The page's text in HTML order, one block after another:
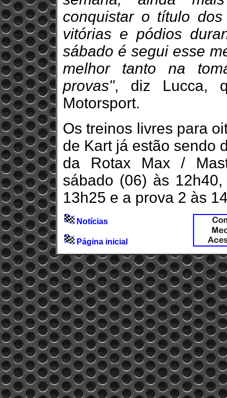
conquistar o título
vitórias e pódios
sábado é segui esse
melhor tanto na
provas", diz Lucca,
Motorsport.
Os treinos livres para
de Kart já estão sendo
da Rotax Max /
sábado (06) às
13h25 e a prova 2 às
Notícias
Página inicial